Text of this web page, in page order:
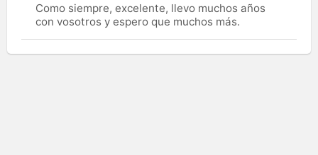
Como siempre, excelente, llevo muchos años
con vosotros y espero que muchos más.